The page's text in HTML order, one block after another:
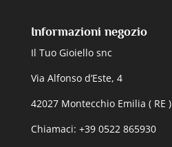
Informazioni negozio
Il Tuo Gioiello snc
Via Alfonso d’Este, 4
42027 Montecchio Emilia ( RE )
Chiamaci: +39 0522 865930